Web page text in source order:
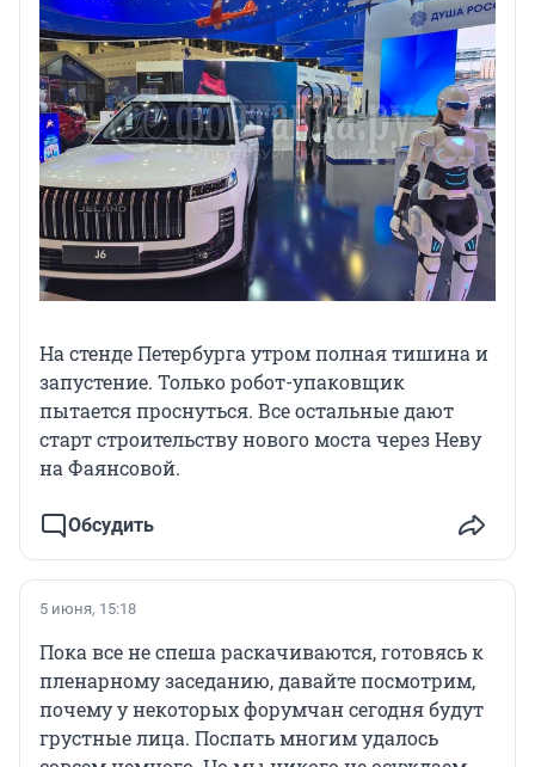
На стенде Петербурга утром полная тишина и
запустение. Только робот-упаковщик
пытается проснуться. Все остальные дают
старт строительству нового моста через Неву
на Фаянсовой.
Обсудить
5 июня, 15:18
Пока все не спеша раскачиваются, готовясь к
пленарному заседанию, давайте посмотрим,
почему у некоторых форумчан сегодня будут
грустные лица. Поспать многим удалось